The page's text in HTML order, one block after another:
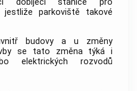
jestliže parkoviště takové
budovy a u změny
se tato změna týká i
elektrických rozvodů